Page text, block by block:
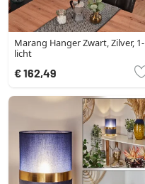
Marang Hanger Zwart, Zilver, 1-
licht
€ 162,49